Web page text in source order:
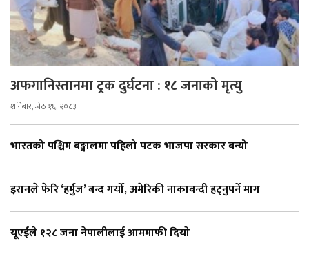
अफगानिस्तानमा ट्रक दुर्घटना : १८ जनाको मृत्यु
शनिबार, जेठ १६, २०८३
भारतको पश्चिम बङ्गालमा पहिलो पटक भाजपा सरकार बन्यो
इरानले फेरि ‘हर्मुज’ बन्द गर्यो, अमेरिकी नाकाबन्दी हट्नुपर्ने माग
यूएईले १२८ जना नेपालीलाई आममाफी दियाे